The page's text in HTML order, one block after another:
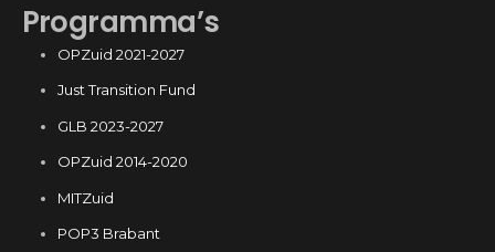
Programma’s
OPZuid 2021-2027
Just Transition Fund
GLB 2023-2027
OPZuid 2014-2020
MITZuid
POP3 Brabant